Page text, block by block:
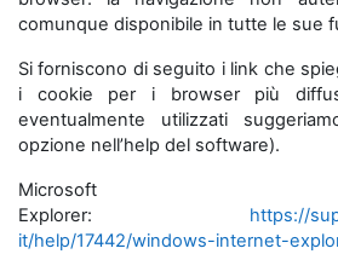
comunque disponibile in tutte le sue
Si forniscono di seguito i link che
i cookie per i browser più
eventualmente utilizzati
opzione nell’help del software).
Microsoft
Explorer: https://
it/help/17442/windows-internet-